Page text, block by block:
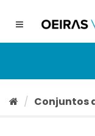
conteúdo
Toggle
Conjuntos